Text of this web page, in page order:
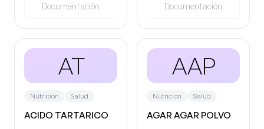
Documentación Documentación
AT
Nutricion Salud
ACIDO TARTARICO
AAP
Nutricion Salud
AGAR AGAR POLVO